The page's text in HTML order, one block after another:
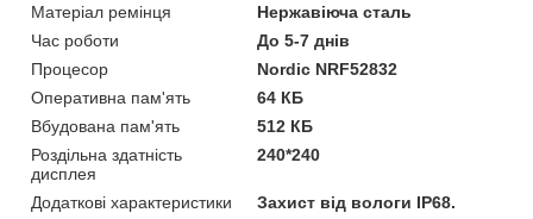
Матеріал ремінця
Нержавіюча сталь
Час роботи
До 5-7 днів
Процесор
Nordic NRF52832
Оперативна пам'ять
64 КБ
Вбудована пам'ять
512 КБ
Роздільна здатність
дисплея
240*240
Додаткові характеристики
Захист від вологи IP68.